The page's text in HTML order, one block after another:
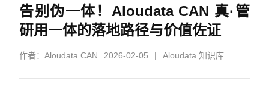
告别伪一体！Aloudata CAN 真·管
研用一体的落地路径与价值佐证
作者： Aloudata CAN 2026-02-05 | Aloudata 知识库